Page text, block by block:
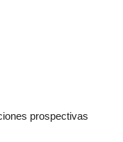
prospectivas